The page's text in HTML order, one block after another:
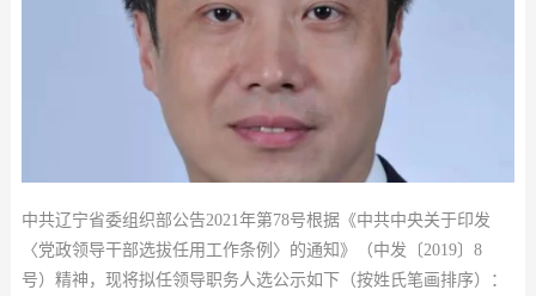
中共辽宁省委组织部公告2021年第78号根据《中共中央关于印发
〈党政领导干部选拔任用工作条例〉的通知》（中发〔2019〕8
号）精神，现将拟任领导职务人选公示如下（按姓氏笔画排序）：